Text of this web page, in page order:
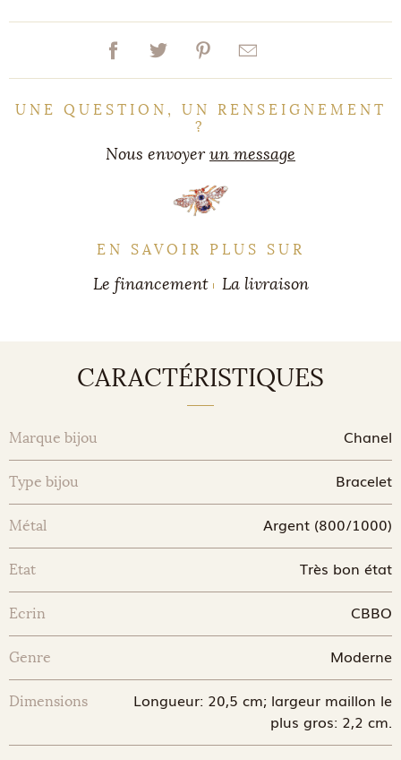
UNE QUESTION, UN RENSEIGNEMENT
?
Nous envoyerun message
EN SAVOIR PLUS SUR
Le financement La livraison
CARACTÉRISTIQUES
Marque bijou Chanel
Type bijou Bracelet
Métal Argent (800/1000)
Etat Très bon état
Ecrin CBBO
Genre Moderne
Dimensions
Longueur: 20,5 cm; largeur maillon le
plus gros: 2,2 cm.